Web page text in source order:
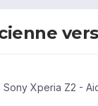
Sony Xperia Z2 -